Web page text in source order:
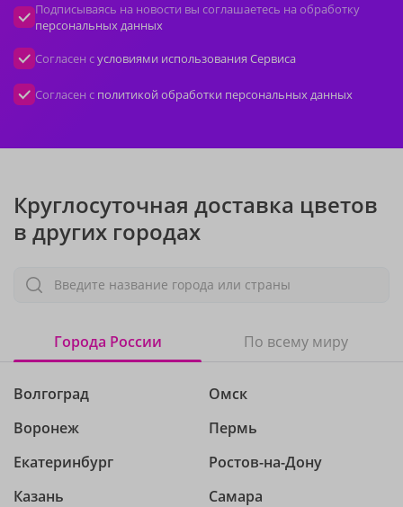
Подписываясь на новости вы соглашаетесь на обработку
персональных данных
Согласен сусловиями использования Сервиса
Согласен с политикой обработки персональных данных
Круглосуточная доставка цветов
в других городах
Введите название города или страны
Города России По всему миру
Волгоград
Воронеж
Екатеринбург
Казань
Омск
Пермь
Ростов-на-Дону
Самара